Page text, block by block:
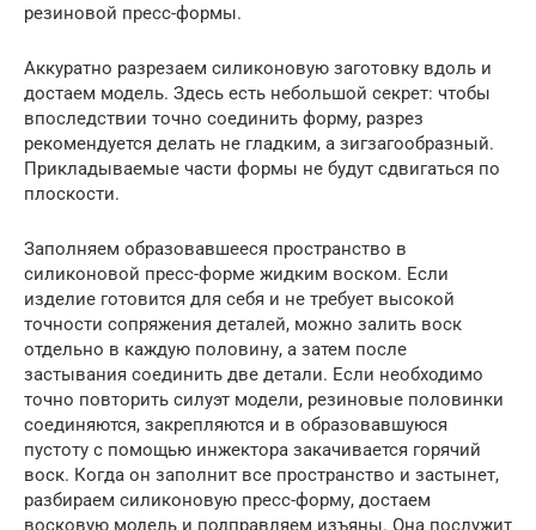
резиновой пресс-формы.
Аккуратно разрезаем силиконовую заготовку вдоль и
достаем модель. Здесь есть небольшой секрет: чтобы
впоследствии точно соединить форму, разрез
рекомендуется делать не гладким, а зигзагообразный.
Прикладываемые части формы не будут сдвигаться по
плоскости.
Заполняем образовавшееся пространство в
силиконовой пресс-форме жидким воском. Если
изделие готовится для себя и не требует высокой
точности сопряжения деталей, можно залить воск
отдельно в каждую половину, а затем после
застывания соединить две детали. Если необходимо
точно повторить силуэт модели, резиновые половинки
соединяются, закрепляются и в образовавшуюся
пустоту с помощью инжектора закачивается горячий
воск. Когда он заполнит все пространство и застынет,
разбираем силиконовую пресс-форму, достаем
восковую модель и подправляем изъяны. Она послужит